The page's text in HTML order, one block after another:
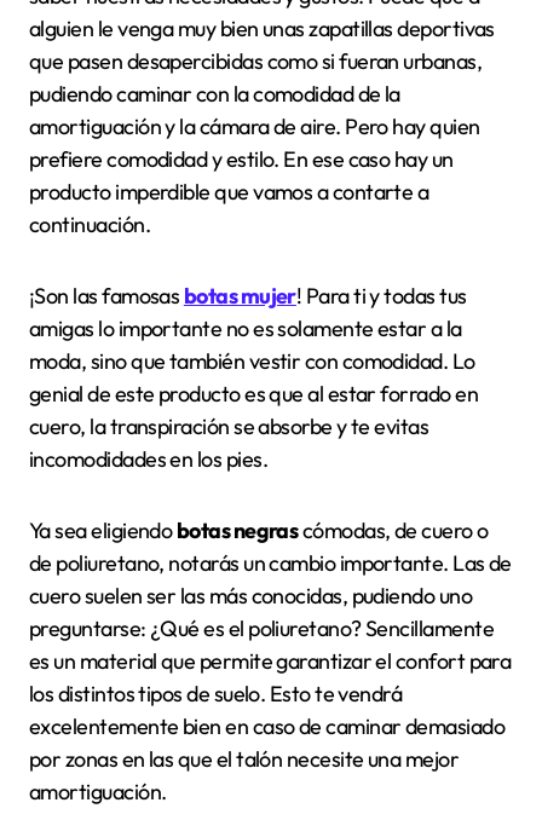
alguien le venga muy bien unas zapatillas deportivas
que pasen desapercibidas como si fueran urbanas,
pudiendo caminar con la comodidad de la
amortiguación y la cámara de aire. Pero hay quien
prefiere comodidad y estilo. En ese caso hay un
producto imperdible que vamos a contarte a
continuación.
¡Son las famosas botas mujer! Para ti y todas tus
amigas lo importante no es solamente estar a la
moda, sino que también vestir con comodidad. Lo
genial de este producto es que al estar forrado en
cuero, la transpiración se absorbe y te evitas
incomodidades en los pies.
Ya sea eligiendobotas negrascómodas, de cuero o
de poliuretano, notarás un cambio importante. Las de
cuero suelen ser las más conocidas, pudiendo uno
preguntarse: ¿Qué es el poliuretano? Sencillamente
es un material que permite garantizar el confort para
los distintos tipos de suelo. Esto te vendrá
excelentemente bien en caso de caminar demasiado
por zonas en las que el talón necesite una mejor
amortiguación.